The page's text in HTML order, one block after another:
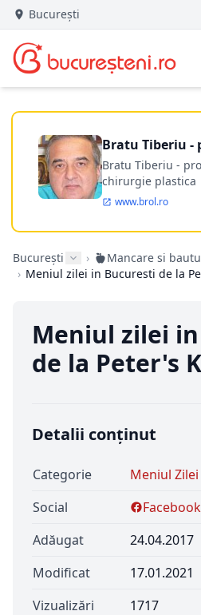
București
Bratu Tiberiu -
doctor
Bratu Tiberiu -
chirurgie plastica
www.brol.ro
București › Mancare si
› Meniul zilei in Bucuresti de la
Meniul zilei
de la Peter's
Detalii conținut
Categorie
Meniul Zilei
Social
Facebook
Adăugat
24.04.2017
Modificat
17.01.2021
Vizualizări
1717